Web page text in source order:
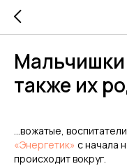
также их
…вожатые,
«Энергетик» с начала
происходит вокруг.